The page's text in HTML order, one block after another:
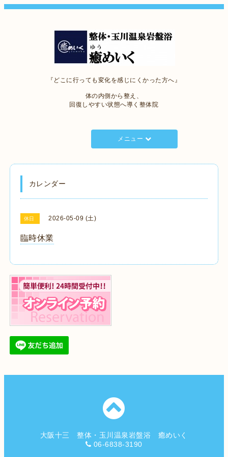
『どこに行っても変化を感じにくかった方へ』
体の内側から整え、
回復しやすい状態へ導く整体院
メニュー
カレンダー
休日 2026-05-09 (土)
臨時休業
大阪十三 整体・玉川温泉岩盤浴 癒めいく
06-6838-3190